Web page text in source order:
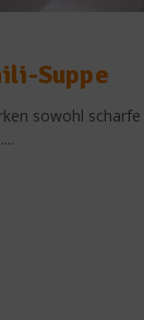
Suppe
sowohl scharfe